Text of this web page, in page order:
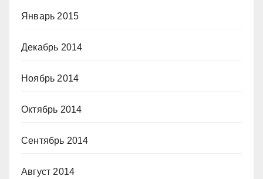
Январь 2015
Декабрь 2014
Ноябрь 2014
Октябрь 2014
Сентябрь 2014
Август 2014